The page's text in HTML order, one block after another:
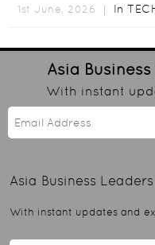
1st June, 2026 ｜ In
Asia
With instant
Asia Business Leaders
With instant updates and